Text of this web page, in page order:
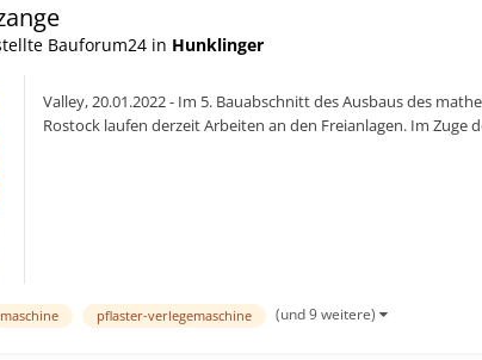
Bauforum24 in Hunklinger
Valley, 20.01.2022 - Im 5. Bauabschnitt des Ausbaus des
Rostock laufen derzeit Arbeiten an den Freianlagen. Im
pflaster-verlegemaschine (und 9 weitere)